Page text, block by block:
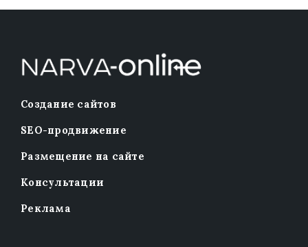
Создание сайтов
SEO-продвижение
Размещение на сайте
Консультации
Реклама